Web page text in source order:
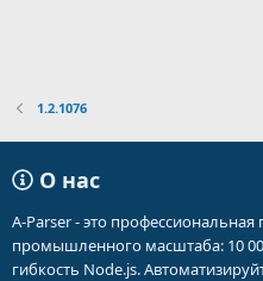
1.2.1076
О нас
A-Parser - это
промышленного масштаба: 10
гибкость Node.js.